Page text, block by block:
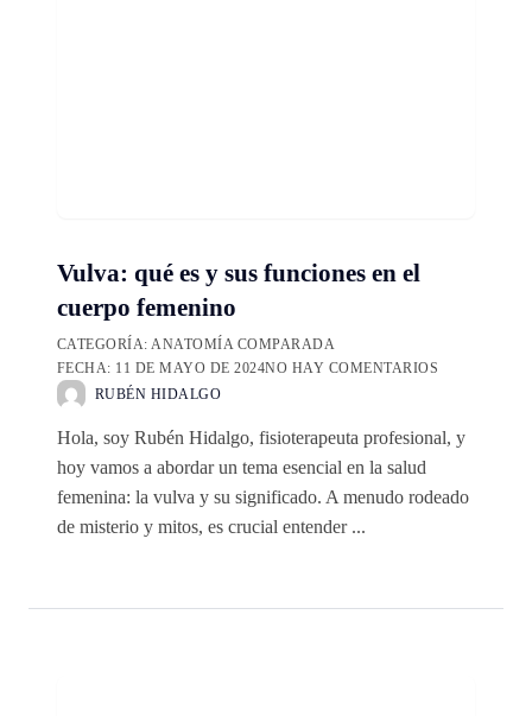
Vulva: qué es y sus funciones en el
cuerpo femenino
CATEGORÍA:ANATOMÍA COMPARADA
FECHA: 11 DE MAYO DE 2024NO HAY COMENTARIOS
RUBÉN HIDALGO
Hola, soy Rubén Hidalgo, fisioterapeuta profesional, y
hoy vamos a abordar un tema esencial en la salud
femenina: la vulva y su significado. A menudo rodeado
de misterio y mitos, es crucial entender ...